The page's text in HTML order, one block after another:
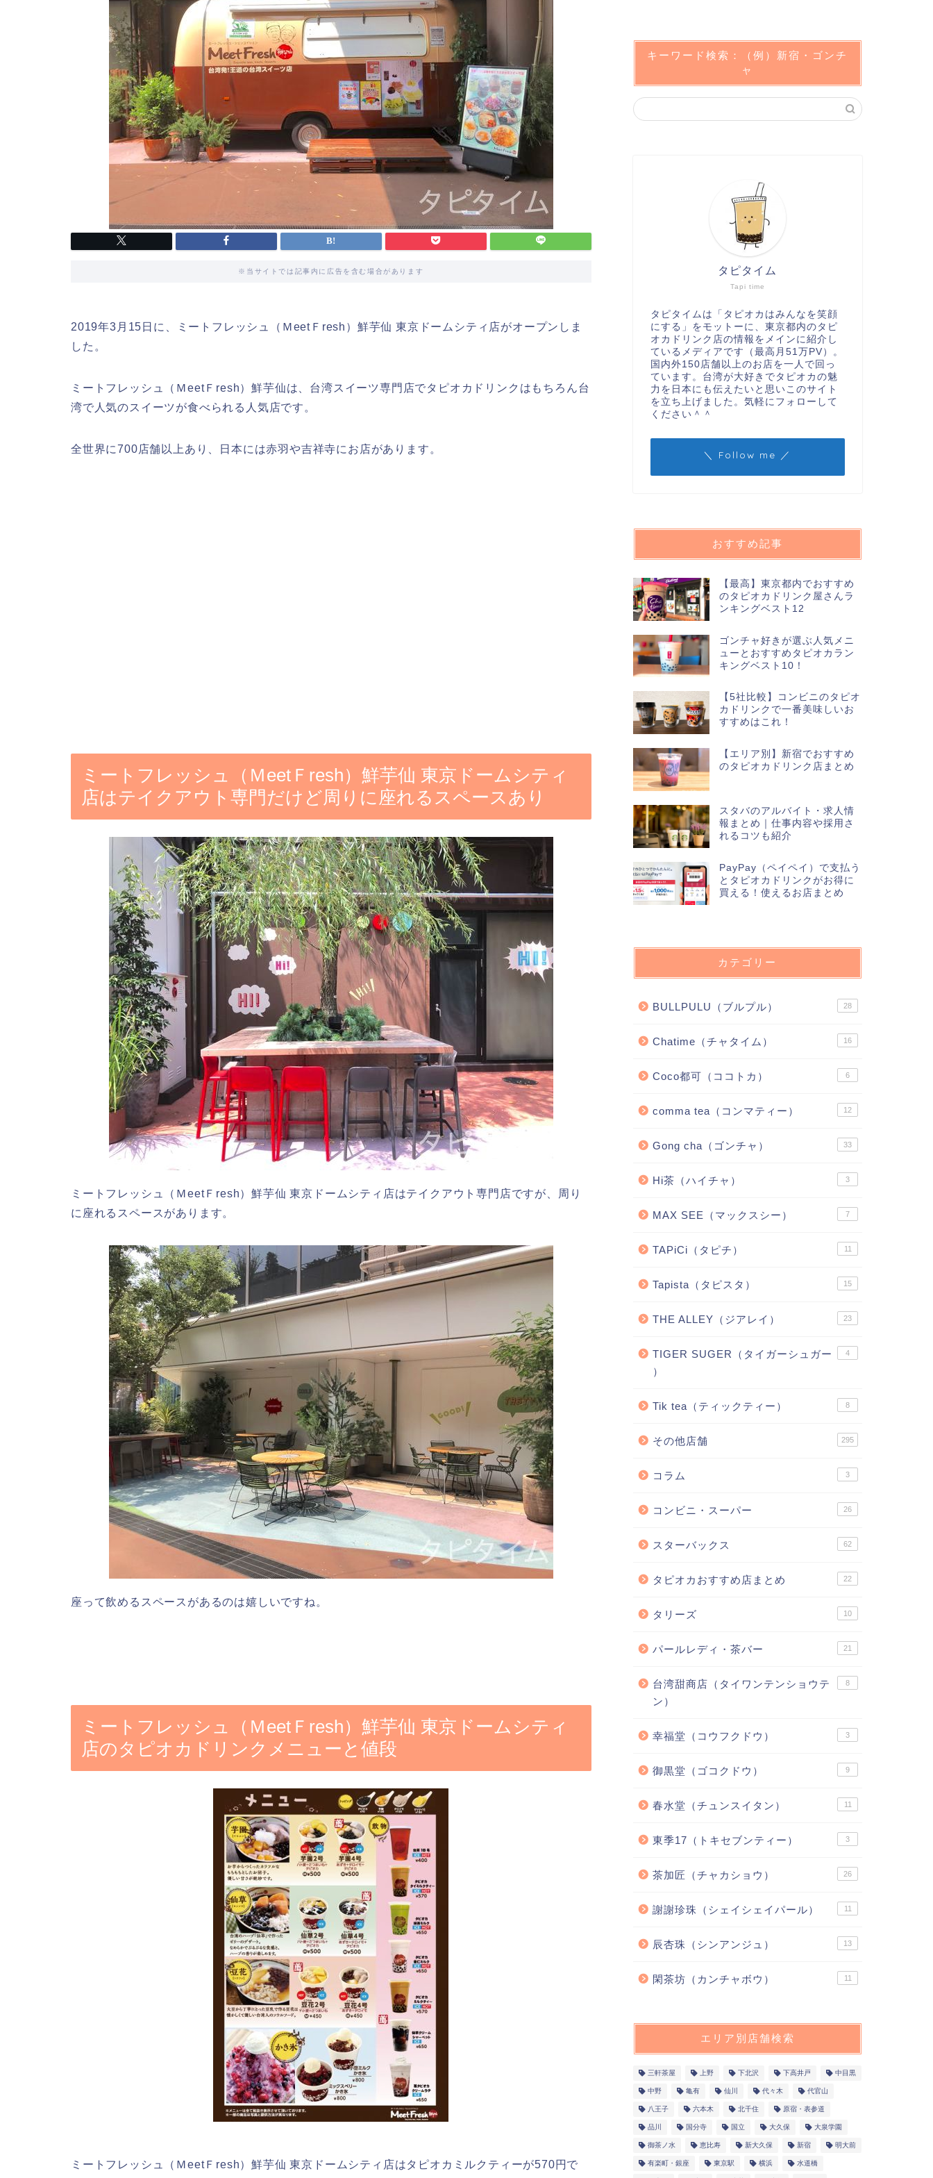
※当サイトでは記事内に広告を含む場合があります
2019年3月15日に、ミートフレッシュ（ＭeetＦresh）鮮芋仙 東京ドームシティ店がオープンしま
した。
ミートフレッシュ（ＭeetＦresh）鮮芋仙は、台湾スイーツ専門店でタピオカドリンクはもちろん台
湾で人気のスイーツが食べられる人気店です。
全世界に700店舗以上あり、日本には赤羽や吉祥寺にお店があります。
ミートフレッシュ（ＭeetＦresh）鮮芋仙 東京ドームシティ
店はテイクアウト専門だけど周りに座れるスペースあり
ミートフレッシュ（ＭeetＦresh）鮮芋仙 東京ドームシティ店はテイクアウト専門店ですが、周り
に座れるスペースがあります。
座って飲めるスペースがあるのは嬉しいですね。
ミートフレッシュ（ＭeetＦresh）鮮芋仙 東京ドームシティ
店のタピオカドリンクメニューと値段
ミートフレッシュ（ＭeetＦresh）鮮芋仙 東京ドームシティ店はタピオカミルクティーが570円で
キーワード検索：（例）新宿・ゴンチ
ャ
Tapi time
タピタイム
タピタイムは「タピオカはみんなを笑顔
にする」をモットーに、東京都内のタピ
オカドリンク店の情報をメインに紹介し
ているメディアです（最高月51万PV）。
国内外150店舗以上のお店を一人で回っ
ています。台湾が大好きでタピオカの魅
力を日本にも伝えたいと思いこのサイト
を立ち上げました。気軽にフォローして
ください＾＾
＼ Follow me ／
おすすめ記事
【最高】東京都内でおすすめ
のタピオカドリンク屋さんラ
ンキングベスト12
ゴンチャ好きが選ぶ人気メニ
ューとおすすめタピオカラン
キングベスト10！
【5社比較】コンビニのタピオ
カドリンクで一番美味しいお
すすめはこれ！
【エリア別】新宿でおすすめ
のタピオカドリンク店まとめ
スタバのアルバイト・求人情
報まとめ｜仕事内容や採用さ
れるコツも紹介
PayPay（ペイペイ）で支払う
とタピオカドリンクがお得に
買える！使えるお店まとめ
カテゴリー
BULLPULU（ブルプル） 28
Chatime（チャタイム） 16
Coco都可（ココトカ） 6
comma tea（コンマティー） 12
Gong cha（ゴンチャ） 33
Hi茶（ハイチャ） 3
MAX SEE（マックスシー） 7
TAPiCi（タピチ） 11
Tapista（タピスタ） 15
THE ALLEY（ジアレイ） 23
TIGER SUGER（タイガーシュガー
）
4
Tik tea（ティックティー） 8
その他店舗 295
コラム 3
コンビニ・スーパー 26
スターバックス 62
タピオカおすすめ店まとめ 22
タリーズ 10
パールレディ・茶バー 21
台湾甜商店（タイワンテンショウテ
ン）
8
幸福堂（コウフクドウ） 3
御黒堂（ゴコクドウ） 9
春水堂（チュンスイタン） 11
東季17（トキセブンティー） 3
茶加匠（チャカショウ） 26
謝謝珍珠（シェイシェイパール） 11
辰杏珠（シンアンジュ） 13
閑茶坊（カンチャボウ） 11
エリア別店舗検索
三軒茶屋 上野 下北沢 下高井戸 中目黒
中野 亀有 仙川 代々木 代官山
八王子 六本木 北千住 原宿・表参道
品川 国分寺 国立 大久保 大泉学園
御茶ノ水 恵比寿 新大久保 新宿 明大前
有楽町・銀座 東京駅 横浜 水道橋